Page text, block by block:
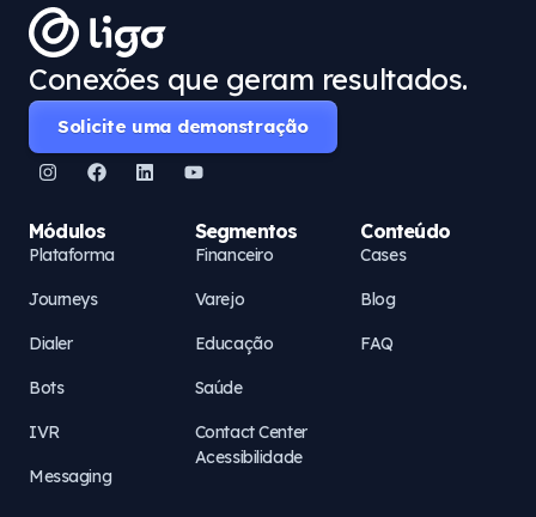
Conexões que geram resultados.
Solicite uma demonstração
Módulos
Plataforma
Journeys
Dialer
Bots
IVR
Messaging
Segmentos
Financeiro
Varejo
Educação
Saúde
Contact Center
Acessibilidade
Conteúdo
Cases
Blog
FAQ